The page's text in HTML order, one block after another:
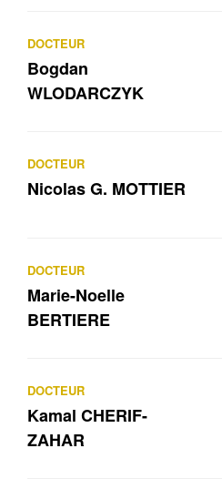
DOCTEUR
Bogdan
WLODARCZYK
DOCTEUR
Nicolas G. MOTTIER
DOCTEUR
Marie-Noelle
BERTIERE
DOCTEUR
Kamal CHERIF-
ZAHAR